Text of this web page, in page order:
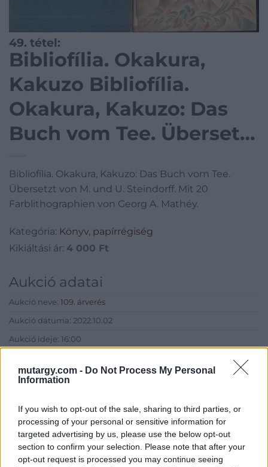
mutargy.com - Do Not Process My Personal
Information
If you wish to opt-out of the sale, sharing to third parties, or
processing of your personal or sensitive information for
targeted advertising by us, please use the below opt-out
section to confirm your selection. Please note that after your
opt-out request is processed you may continue seeing
49. tétel:
Bibliofília. Okakura,
Kakuzo Bibliofília.
Okakura, Kakuzo: Das
Buch vom Tee. Übersetzt
Mit 20 Farblithographien
von Georg A. Mathéy.
Bibliofília. Okakura, Kakuzo: Das Buch vom Tee.
Übersetzt von M. und U. Steindorff. Mit 20
Farblithographien von Georg A. Mathéy.
Kategória: Könyv, papírrégiség
Kikiáltási ár: 4 000 Ft
Aukció adatai
Aukció neve: 109. árverés
Aukció dátuma: 2022.10.02
Aukció ideje: 16:00
Tételszám: 49
Eladó adatai
Eladó:Aukcio.net - Mike
Portobello Aukciósház
Cím: Vízkeleti Lívia